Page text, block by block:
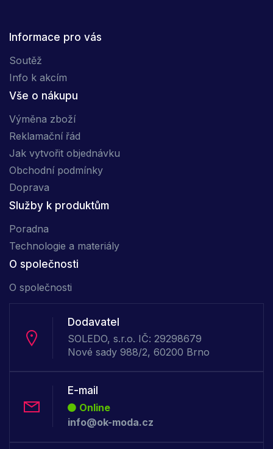
Informace pro vás
Soutěž
Info k akcím
Vše o nákupu
Výměna zboží
Reklamační řád
Jak vytvořit objednávku
Obchodní podmínky
Doprava
Služby k produktům
Poradna
Technologie a materiály
O společnosti
O společnosti
Dodavatel
SOLEDO, s.r.o. IČ: 29298679
Nové sady 988/2, 60200 Brno
E-mail
Online
info@ok-moda.cz